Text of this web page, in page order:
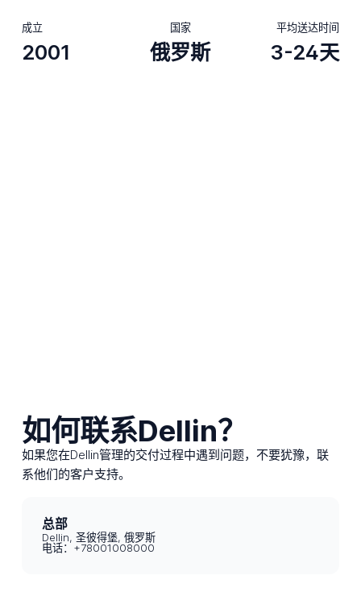
成立
2001
国家
俄罗斯
平均送达时间
3-24天
如何联系Dellin？
如果您在Dellin管理的交付过程中遇到问题，不要犹豫，联
系他们的客户支持。
总部
Dellin, 圣彼得堡, 俄罗斯
电话：+78001008000